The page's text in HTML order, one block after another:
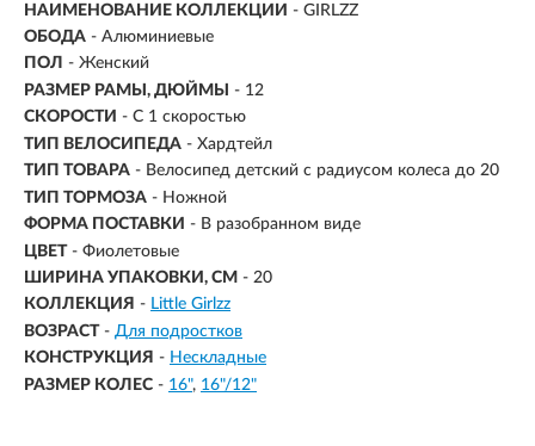
НАИМЕНОВАНИЕ КОЛЛЕКЦИИ - GIRLZZ
ОБОДА - Алюминиевые
ПОЛ - Женский
РАЗМЕР РАМЫ, ДЮЙМЫ
- 12
СКОРОСТИ - С 1 скоростью
ТИП ВЕЛОСИПЕДА - Хардтейл
ТИП ТОВАРА - Велосипед детский с радиусом колеса до 20
ТИП ТОРМОЗА - Ножной
ФОРМА ПОСТАВКИ - В разобранном виде
ЦВЕТ - Фиолетовые
ШИРИНА УПАКОВКИ, СМ - 20
КОЛЛЕКЦИЯ - Little Girlzz
ВОЗРАСТ - Для подростков
КОНСТРУКЦИЯ - Нескладные
РАЗМЕР КОЛЕС - 16" 16"/12"